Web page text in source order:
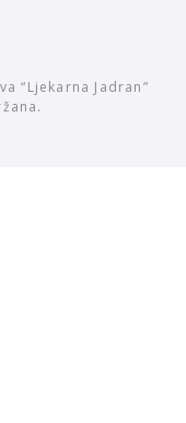
“Ljekarna Jadran”